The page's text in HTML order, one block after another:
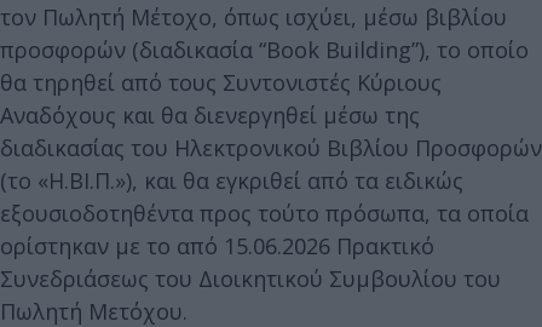
τον Πωλητή Μέτοχο, όπως ισχύει, μέσω βιβλίου
προσφορών (διαδικασία “Βook Building”), το οποίο
θα τηρηθεί από τους Συντονιστές Κύριους
Αναδόχους και θα διενεργηθεί μέσω της
διαδικασίας του Ηλεκτρονικού Βιβλίου Προσφορών
(το «Η.ΒΙ.Π.»), και θα εγκριθεί από τα ειδικώς
εξουσιοδοτηθέντα προς τούτο πρόσωπα, τα οποία
ορίστηκαν με το από 15.06.2026 Πρακτικό
Συνεδριάσεως του Διοικητικού Συμβουλίου του
Πωλητή Μετόχου.